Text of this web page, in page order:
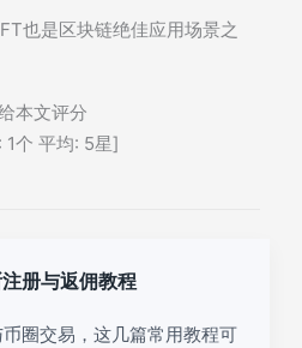
也是区块链绝佳应用场景之
本文评分
1个 平均: 5星]
册与返佣教程
圈交易，这几篇常用教程可